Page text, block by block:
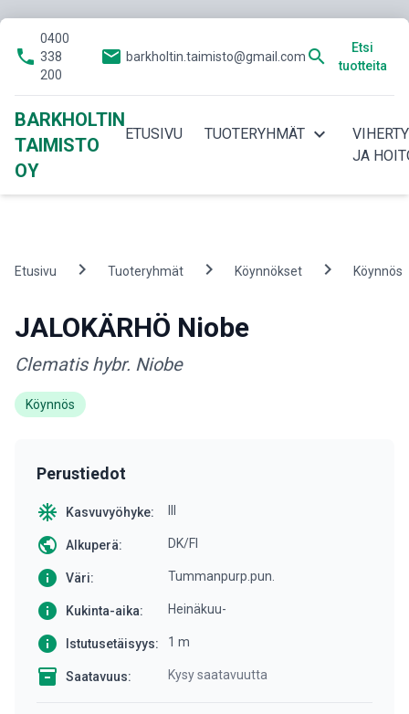
phone
0400
338
200
email barkholtin.taimisto@gmail.com search
Etsi
tuotteita
BARKHOLTIN
TAIMISTO
OY
ETUSIVU TUOTERYHMÄT expand_more
JA
Etusivu chevron_right Tuoteryhmät chevron_right Köynnökset chevron_right Köynnös
JALOKÄRHÖ Niobe
Clematis hybr. Niobe
Köynnös
Perustiedot
ac_unit Kasvuvyöhyke:
public Alkuperä: DK/FI
info Väri: Tummanpurp.pun.
info Kukinta-aika: Heinäkuu-
info Istutusetäisyys: 1 m
inventory Saatavuus: Kysy saatavuutta